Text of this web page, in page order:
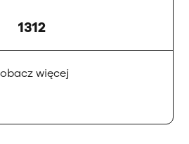
1312
więcej